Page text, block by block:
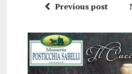
Previous post